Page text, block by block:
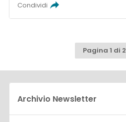
Condividi
Pagina 1 di 2
Archivio Newsletter